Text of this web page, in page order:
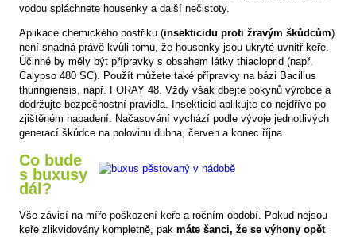
vodou spláchnete housenky a další nečistoty.
Aplikace chemického postřiku (insekticidu proti žravým škůdcům)
není snadná právě kvůli tomu, že housenky jsou ukryté uvnitř keře.
Účinné by měly být přípravky s obsahem látky thiacloprid (např.
Calypso 480 SC). Použít můžete také přípravky na bázi Bacillus
thuringiensis, např. FORAY 48. Vždy však dbejte pokynů výrobce a
dodržujte bezpečnostní pravidla. Insekticid aplikujte co nejdříve po
zjištěném napadení. Načasování vychází podle vývoje jednotlivých
generací škůdce na polovinu dubna, červen a konec října.
Co bude
s buxusy
dál?
Vše závisí na míře poškození keře a ročním období. Pokud nejsou
keře zlikvidovány kompletně, pak máte šanci, že se výhony opět